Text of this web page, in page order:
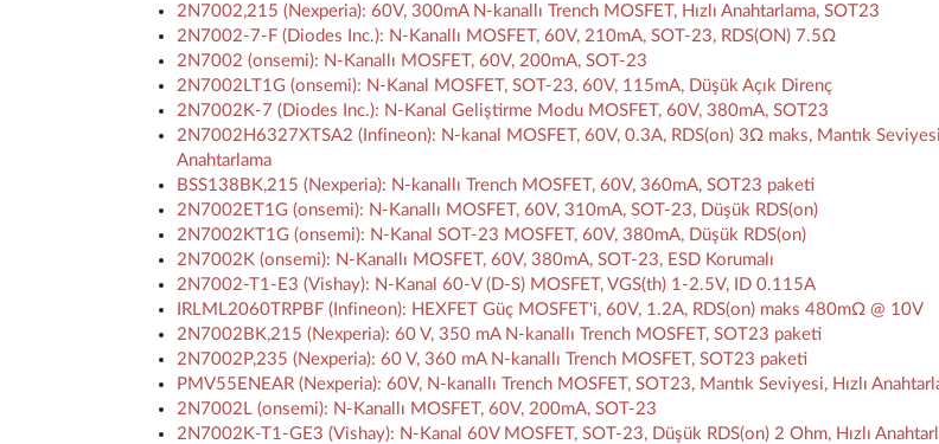
2N7002,215 (Nexperia): 60V, 300mA N-kanallı Trench MOSFET, Hızlı Anahtarlama, SOT23
2N7002-7-F (Diodes Inc.): N-Kanallı MOSFET, 60V, 210mA, SOT-23, RDS(ON) 7.5Ω
2N7002 (onsemi): N-Kanallı MOSFET, 60V, 200mA, SOT-23
2N7002LT1G (onsemi): N-Kanal MOSFET, SOT-23, 60V, 115mA, Düşük Açık Direnç
2N7002K-7 (Diodes Inc.): N-Kanal Geliştirme Modu MOSFET, 60V, 380mA, SOT23
2N7002H6327XTSA2 (Infineon): N-kanal MOSFET, 60V, 0.3A, RDS(on) 3Ω maks, Mantık Seviyesi
Anahtarlama
BSS138BK,215 (Nexperia): N-kanallı Trench MOSFET, 60V, 360mA, SOT23 paketi
2N7002ET1G (onsemi): N-Kanallı MOSFET, 60V, 310mA, SOT-23, Düşük RDS(on)
2N7002KT1G (onsemi): N-Kanal SOT-23 MOSFET, 60V, 380mA, Düşük RDS(on)
2N7002K (onsemi): N-Kanallı MOSFET, 60V, 380mA, SOT-23, ESD Korumalı
2N7002-T1-E3 (Vishay): N-Kanal 60-V (D-S) MOSFET, VGS(th) 1-2.5V, ID 0.115A
IRLML2060TRPBF (Infineon): HEXFET Güç MOSFET'i, 60V, 1.2A, RDS(on) maks 480mΩ @ 10V
2N7002BK,215 (Nexperia): 60 V, 350 mA N-kanallı Trench MOSFET, SOT23 paketi
2N7002P,235 (Nexperia): 60 V, 360 mA N-kanallı Trench MOSFET, SOT23 paketi
PMV55ENEAR (Nexperia): 60V, N-kanallı Trench MOSFET, SOT23, Mantık Seviyesi, Hızlı
2N7002L (onsemi): N-Kanallı MOSFET, 60V, 200mA, SOT-23
2N7002K-T1-GE3 (Vishay): N-Kanal 60V MOSFET, SOT-23, Düşük RDS(on) 2 Ohm, Hızlı